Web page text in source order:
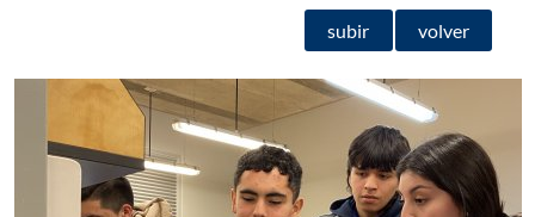
subir volver